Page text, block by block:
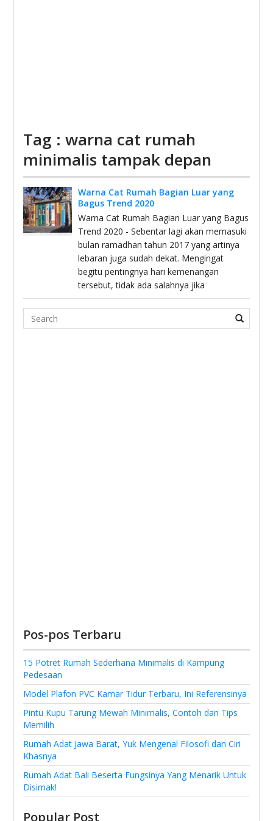
Tag : warna cat rumah
minimalis tampak depan
Warna Cat Rumah Bagian Luar yang
Bagus Trend 2020
Warna Cat Rumah Bagian Luar yang Bagus
Trend 2020 - Sebentar lagi akan memasuki
bulan ramadhan tahun 2017 yang artinya
lebaran juga sudah dekat. Mengingat
begitu pentingnya hari kemenangan
tersebut, tidak ada salahnya jika
Search
Pos-pos Terbaru
15 Potret Rumah Sederhana Minimalis di Kampung
Pedesaan
Model Plafon PVC Kamar Tidur Terbaru, Ini Referensinya
Pintu Kupu Tarung Mewah Minimalis, Contoh dan Tips
Memilih
Rumah Adat Jawa Barat, Yuk Mengenal Filosofi dan Ciri
Khasnya
Rumah Adat Bali Beserta Fungsinya Yang Menarik Untuk
Disimak!
Popular Post